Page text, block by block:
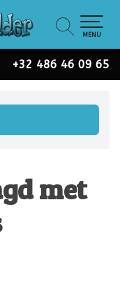
+32 486 46 09 65
MENU
met